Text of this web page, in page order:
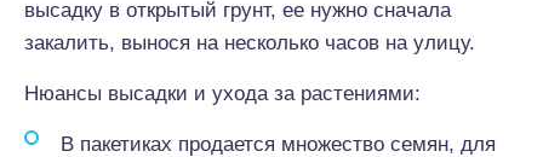
высадку в открытый грунт, ее нужно сначала
закалить, вынося на несколько часов на улицу.
Нюансы высадки и ухода за растениями:
В пакетиках продается множество семян, для